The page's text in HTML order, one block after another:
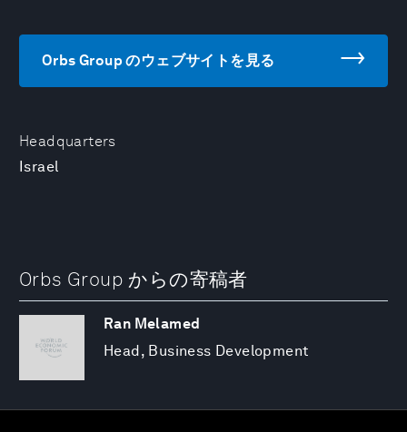
Headquarters
Israel
Orbs Group のウェブサイトを見る
Orbs Group からの寄稿者
Ran Melamed
Head, Business Development